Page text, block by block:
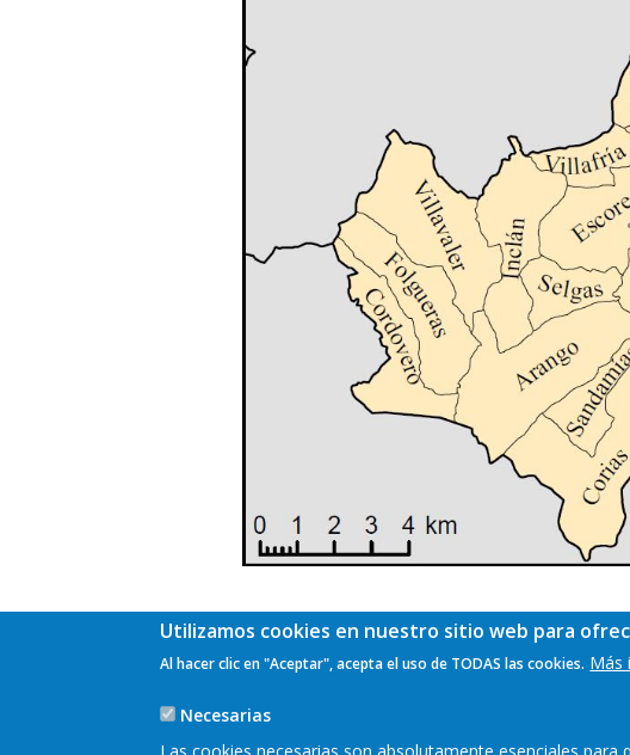
Utilizamos cookies en nuestro sitio web para
Al hacer clic en "Aceptar", acepta el uso de TODAS las cookies. Más
Necesarias